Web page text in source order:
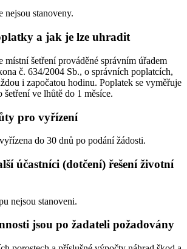
nejsou stanoveny.
a jak je lze uhradit
místní šetření prováděné správním úřadem
č. 634/2004 Sb., o správních poplatcích,
i započatou hodinu. Poplatek se vyměřuje
ve lhůtě do 1 měsíce.
pro vyřízení
do 30 dnů po podání žádosti.
účastníci (dotčení) řešení životní
nejsou stanoveni.
jsou po žadateli požadovány